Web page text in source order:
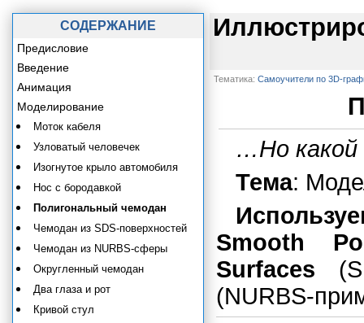
Тематика: Самоучители по 3D-
…Но какой
Тема:
Smooth
Surfaces
(NURBS-
СОДЕРЖАНИЕ
Предисловие
Введение
Анимация
Моделирование
Моток кабеля
Узловатый человечек
Изогнутое крыло автомобиля
Нос с бородавкой
Полигональный чемодан
Чемодан из SDS-поверхностей
Чемодан из NURBS-сферы
Округленный чемодан
Два глаза и рот
Кривой стул